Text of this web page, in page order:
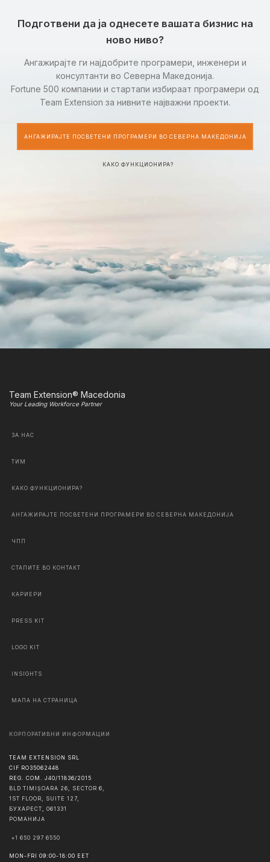
Подготвени да ја однесете вашата бизнис на
ново ниво?
Ангажирајте ги најдобрите програмери, инженери и
консултанти во Северна Македонија.
Fortune 500 компании и стартапи избираат програмери од
Team Extension за нивните најважни проекти.
АНГАЖИРАЈТЕ ПОСВЕТЕНИ ПРОГРАМЕРИ ВО СЕВЕРНА МАКЕДОНИЈА
КАКО ФУНКЦИОНИРА?
Team Extension® Macedonia
Your Leading Workforce Partner
ЗА НАС
ТИМ
КАКО ФУНКЦИОНИРА?
АНГАЖИРАЈТЕ ПОСВЕТЕНИ ПРОГРАМЕРИ ВО СЕВЕРНА МАКЕДОНИЈА
ЧПП
СТАПИТЕ ВО КОНТАКТ
КАРИЕРИ
PRESS KIT
LOGO KIT
INSIGHTS
МАПА НА СТРАНИЦА
КОРПОРАТИВНИ ИНФОРМАЦИИ
TEAM EXTENSION SRL
CIF RO35062448
REG. COM. J40/11836/2015
BLD TIMIȘOARA 26, SECTOR 6,
1ST FLOOR, SUITE 127,
БУХАРЕСТ, 061331
РОМАНИЈА
+1 650 297 6550
MON-FRI 09:00-18:00 EET